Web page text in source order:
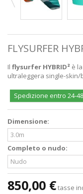
FLYSURFER
Il flysurfer HYBRID² è
ultraleggera single-
Spedizione entro 24-
Dimensione:
Completo o nudo:
850,00 €tasse